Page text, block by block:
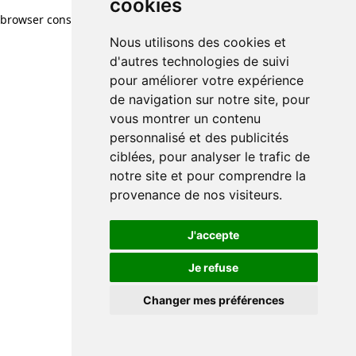
cookies
Nous utilisons des cookies et
d'autres technologies de suivi
pour améliorer votre expérience
de navigation sur notre site, pour
vous montrer un contenu
personnalisé et des publicités
ciblées, pour analyser le trafic de
notre site et pour comprendre la
provenance de nos visiteurs.
J'accepte
Je refuse
Changer mes préférences
browser console for more information)